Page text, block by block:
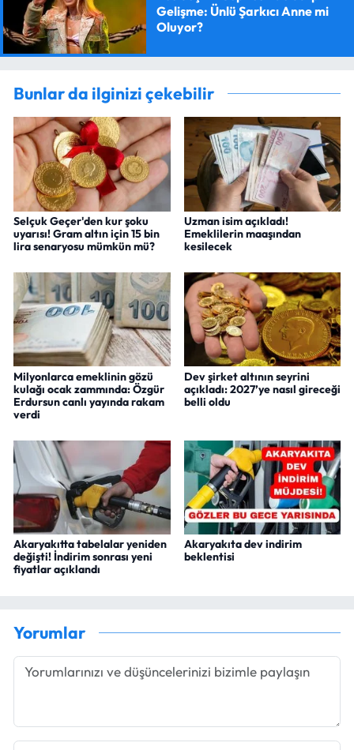
Gelişme: Ünlü Şarkıcı Anne mi
Oluyor?
Bunlar da ilginizi çekebilir
Selçuk Geçer'den kur şoku
uyarısı! Gram altın için 15 bin
lira senaryosu mümkün mü?
Uzman isim açıkladı!
Emeklilerin maaşından
kesilecek
Milyonlarca emeklinin gözü
kulağı ocak zammında: Özgür
Erdursun canlı yayında rakam
verdi
Dev şirket altının seyrini
açıkladı: 2027’ye nasıl gireceği
belli oldu
Akaryakıtta tabelalar yeniden
değişti! İndirim sonrası yeni
fiyatlar açıklandı
Akaryakıta dev indirim
beklentisi
Yorumlar